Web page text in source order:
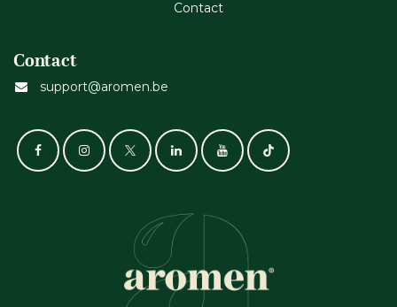
Cont​act
Contact
support@aromen.be